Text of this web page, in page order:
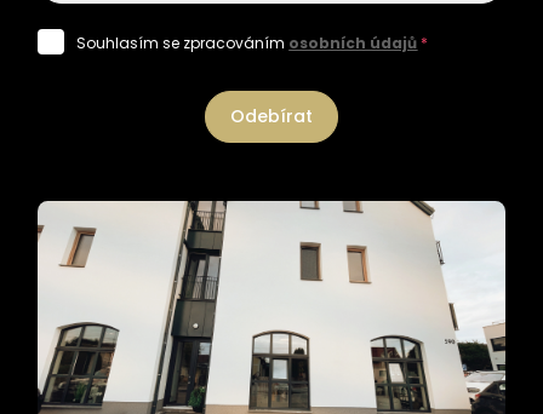
Souhlasím se zpracováním osobních údajů *
Odebírat